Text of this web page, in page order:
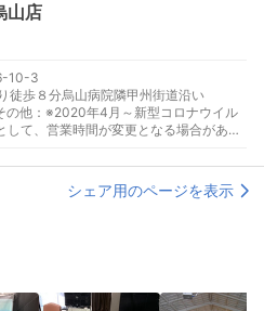
山店
10-3
徒歩８分烏山病院隣甲州街道沿い
他：※2020年4月～新型コロナウイル
して、営業時間が変更となる場合があり
シェア用のページを表示